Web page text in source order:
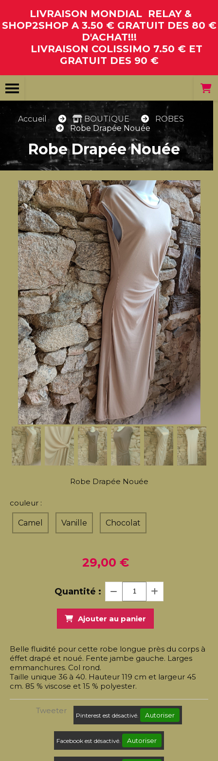
LIVRAISON MONDIAL RELAY &
SHOP2SHOP A 3.50 € GRATUIT DES 80 €
D'ACHAT!!!
LIVRAISON COLISSIMO 7.50 € ET
GRATUIT DES 90 €
Accueil BOUTIQUE
ROBES
Robe Drapée Nouée
Robe Drapée Nouée
Robe Drapée Nouée
couleur :
Camel Vanille Chocolat
29,00 €
Quantité :
Ajouter au panier
Belle fluidité pour cette robe longue près du corps à
éffet drapé et noué. Fente jambe gauche. Larges
emmanchures. Col rond.
Taille unique 36 à 40. Hauteur 119 cm et largeur 45
cm. 85 % viscose et 15 % polyester.
Tweeter
Pinterest est désactivé. Autoriser
Facebook est désactivé. Autoriser